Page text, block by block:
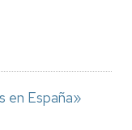
en España»